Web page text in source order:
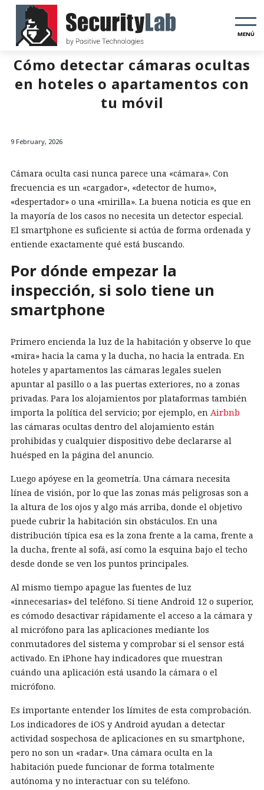
MENÚ
Cómo detectar cámaras ocultas
en hoteles o apartamentos con
tu móvil
9 February, 2026
Cámara oculta casi nunca parece una «cámara». Con
frecuencia es un «cargador», «detector de humo»,
«despertador» o una «mirilla». La buena noticia es que en
la mayoría de los casos no necesita un detector especial.
El smartphone es suficiente si actúa de forma ordenada y
entiende exactamente qué está buscando.
Por dónde empezar la
inspección, si solo tiene un
smartphone
Primero encienda la luz de la habitación y observe lo que
«mira» hacia la cama y la ducha, no hacia la entrada. En
hoteles y apartamentos las cámaras legales suelen
apuntar al pasillo o a las puertas exteriores, no a zonas
privadas. Para los alojamientos por plataformas también
importa la política del servicio; por ejemplo, en Airbnb
las cámaras ocultas dentro del alojamiento están
prohibidas y cualquier dispositivo debe declararse al
huésped en la página del anuncio.
Luego apóyese en la geometría. Una cámara necesita
línea de visión, por lo que las zonas más peligrosas son a
la altura de los ojos y algo más arriba, donde el objetivo
puede cubrir la habitación sin obstáculos. En una
distribución típica esa es la zona frente a la cama, frente a
la ducha, frente al sofá, así como la esquina bajo el techo
desde donde se ven los puntos principales.
Al mismo tiempo apague las fuentes de luz
«innecesarias» del teléfono. Si tiene Android 12 o superior,
es cómodo desactivar rápidamente el acceso a la cámara y
al micrófono para las aplicaciones mediante los
conmutadores del sistema y comprobar si el sensor está
activado. En iPhone hay indicadores que muestran
cuándo una aplicación está usando la cámara o el
micrófono.
Es importante entender los límites de esta comprobación.
Los indicadores de iOS y Android ayudan a detectar
actividad sospechosa de aplicaciones en su smartphone,
pero no son un «radar». Una cámara oculta en la
habitación puede funcionar de forma totalmente
autónoma y no interactuar con su teléfono.